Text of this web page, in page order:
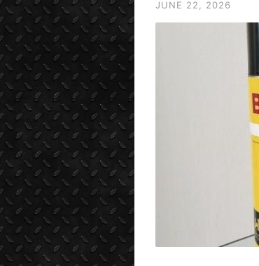
JUNE 22, 2026